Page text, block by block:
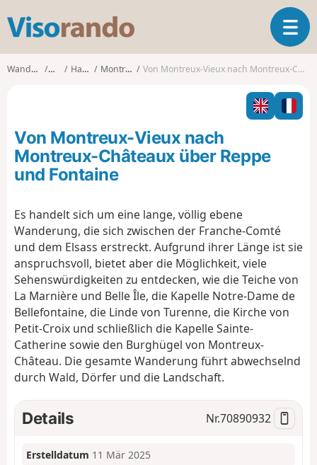
s
o
o
T
o
g
l
n
o
Wanderungen ElsassHaut-Rhin Montreux-Vieux Von Montreux-Vieux nach Montreux-Châteaux über Reppe und Fontaine
Von Montreux-Vieux nach
Montreux-Châteaux über Reppe
und Fontaine
Es handelt sich um eine lange, völlig ebene
Wanderung, die sich zwischen der Franche-Comté
und dem Elsass erstreckt. Aufgrund ihrer Länge ist sie
anspruchsvoll, bietet aber die Möglichkeit, viele
Sehenswürdigkeiten zu entdecken, wie die Teiche von
La Marnière und Belle Île, die Kapelle Notre-Dame de
Bellefontaine, die Linde von Turenne, die Kirche von
Petit-Croix und schließlich die Kapelle Sainte-
Catherine sowie den Burghügel von Montreux-
Château. Die gesamte Wanderung führt abwechselnd
durch Wald, Dörfer und die Landschaft.
Details Nr.70890932
Erstelldatum 11 Mär 2025